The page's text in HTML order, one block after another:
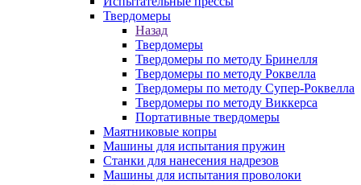
Твердомеры
Назад
Твердомеры
Твердомеры по методу Бринелля
Твердомеры по методу Роквелла
Твердомеры по методу Супер-Роквелла
Твердомеры по методу Виккерса
Портативные твердомеры
Маятниковые копры
Машины для испытания пружин
Станки для нанесения надрезов
Машины для испытания проволоки